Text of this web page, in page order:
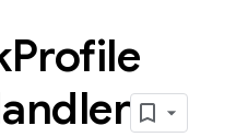
Profile